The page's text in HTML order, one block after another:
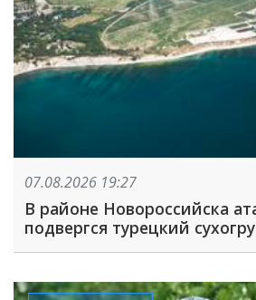
07.08.2026 19:27
В районе Новороссийска
подвергся турецкий